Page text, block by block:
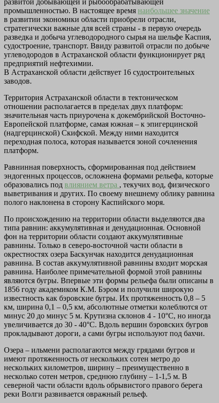
промышленностью. В настоящее время наибольшее значение
в развитии экономики области приобрели отрасли,
стратегически важные для всей страны - в первую очередь
разведка и добыча углеводородного сырья на шельфе Каспия,
судостроение, транспорт. Ввиду развитой отрасли по добыче
углеводородов в Астраханской области функционирует ряд
предприятий нефтехимии.
В Астраханской области действует 16 судостроительных
заводов.
Территория Астраханской области в тектоническом
отношении располагается в пределах двух платформ:
значительная часть приурочена к докембрийской Восточно-
Европейской платформе, самая южная – к эпигерцинской
(надгерцинской) Скифской. Между ними находится
переходная полоса, которая называется зоной сочленения
платформ.
Равнинная поверхность, сформированная под действием
эндогенных процессов, осложнена формами рельефа, которые
образовались под влиянием ветра , текучих вод, физического
выветривания и других. По своему внешнему облику равнина
полого наклонена в сторону Каспийского моря.
По происхождению на территории области выделяются два
типа равнин: аккумулятивная и денудационная. Основной
фон на территории области создают аккумулятивные
равнины. Только в северо-восточной части области в
окрестностях озера Баскунчак находится денудационная
равнина. В состав аккумулятивной равнины входит морская
равнина. Наиболее примечательной формой этой равнины
являются бугры. Впервые эти формы рельефа были описаны в
1856 году академиком К.М. Бэром и получили широкую
известность как бэровские бугры. Их протяженность 0,8 – 5
км, ширина 0,1 – 0,5 км, абсолютные отметки колеблются от
минус 20 до минус 5 м. Крутизна склонов 4 - 10°С, но иногда
увеличивается до 30 - 40°С. Вдоль вершин бэровских бугров
прокладывают дороги, а сами бугры используют под бахчи.
Озера – ильмени располагаются между грядами бугров и
имеют протяженность от нескольких сотен метро до
нескольких километров, ширину – преимущественно в
несколько сотен метров, среднюю глубину – 1-1,5 м. В
северной части области вдоль обрывистого правого берега
реки Волги развивается овражный рельеф.